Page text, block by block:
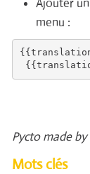
menu :
Pycto made
Mots clés